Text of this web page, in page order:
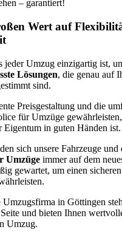
– garantiert!
Wert auf
jeder Umzug einzigartig ist,
Lösungen, die genau auf
sind.
Preisgestaltung und die
für Umzüge
Eigentum in guten Händen ist.
sich unsere Fahrzeuge und
Umzüge immer auf dem
gewartet, um einen
in Göttingen
und bieten Ihnen
Umzug.